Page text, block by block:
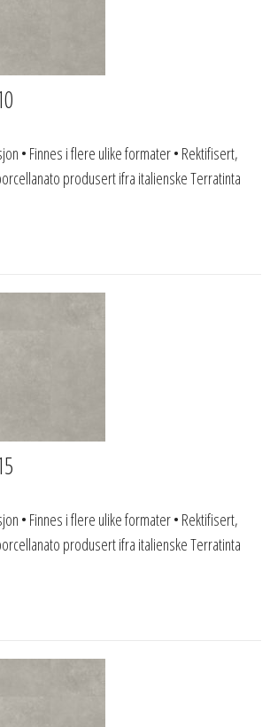
• Finnes i flere ulike formater • Rektifisert,
produsert ifra italienske Terratinta
• Finnes i flere ulike formater • Rektifisert,
produsert ifra italienske Terratinta